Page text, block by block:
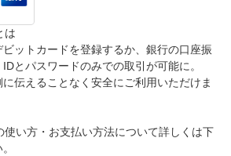
は
ットカードを登録するか、銀行の口座振
とパスワードのみでの取引が可能に。
伝えることなく安全にご利用いただけま
使い方・お支払い方法について詳しくは下